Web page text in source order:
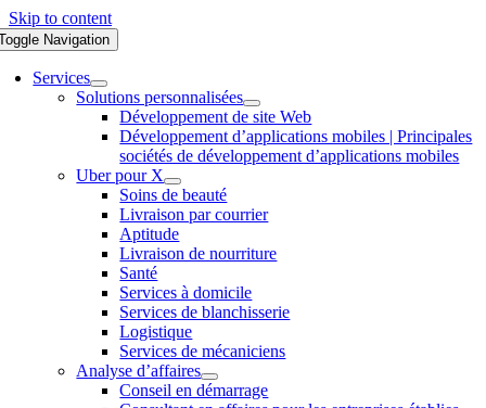
Skip to content
Navigation
Services
Solutions personnalisées
Développement de site Web
Développement d’applications mobiles | Principales
sociétés de développement d’applications mobiles
Uber pour X
Soins de beauté
Livraison par courrier
Aptitude
Livraison de nourriture
Santé
Services à domicile
Services de blanchisserie
Logistique
Services de mécaniciens
Analyse d’affaires
Conseil en démarrage